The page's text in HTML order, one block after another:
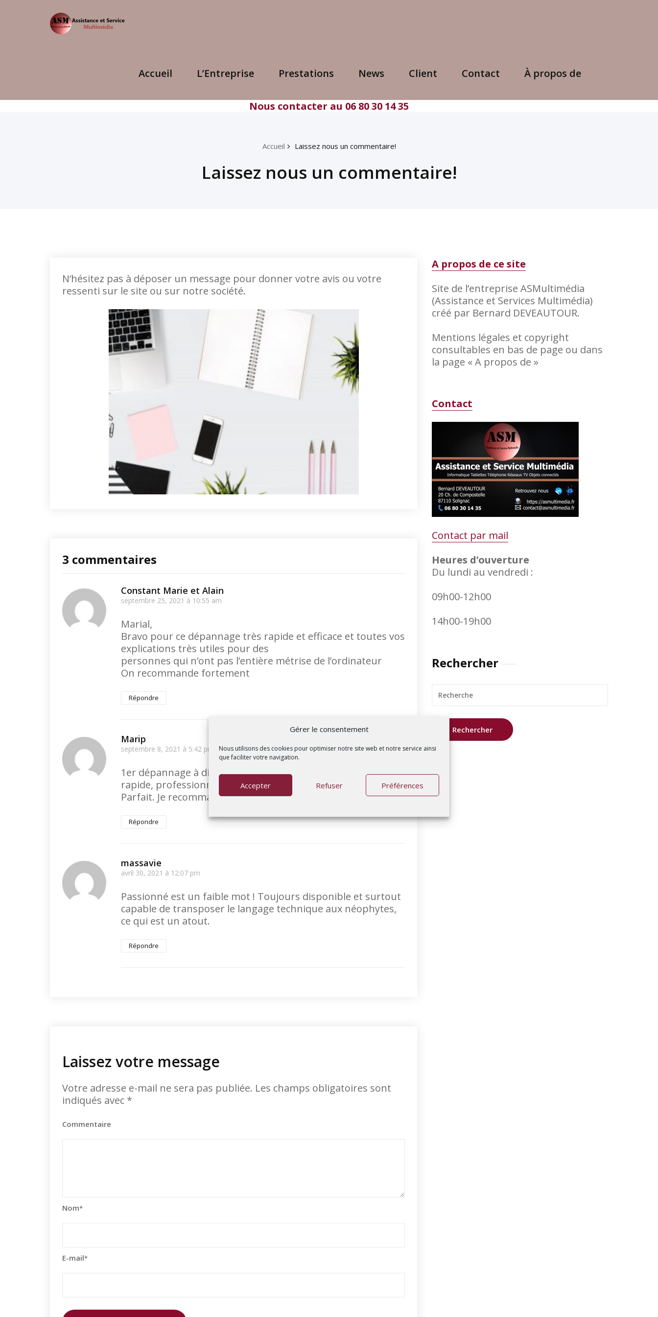
Gérer le consentement
Nous utilisons des cookies pour optimiser notre site web et notre service ainsi
que faciliter votre navigation.
Accepter Refuser Préférences
Accueil L’Entreprise Prestations News Client Contact À propos de
Nous contacter au 06 80 30 14 35
Accueil Laissez nous un commentaire!
Laissez nous un commentaire!
N’hésitez pas à déposer un message pour donner votre avis ou votre
ressenti sur le site ou sur notre société.
3 commentaires
Constant Marie et Alain
septembre 25, 2021 à 10:55 am
Marial,
Bravo pour ce dépannage très rapide et efficace et toutes vos
explications très utiles pour des
personnes qui n’ont pas l’entière métrise de l’ordinateur
On recommande fortement
Répondre
Marip
septembre 8, 2021 à 5:42 pm
1er dépannage à distance sur une application. Efficace,
rapide, professionnel.
Parfait. Je recommande vivement !
Répondre
massavie
avril 30, 2021 à 12:07 pm
Passionné est un faible mot ! Toujours disponible et surtout
capable de transposer le langage technique aux néophytes,
ce qui est un atout.
Répondre
Laissez votre message
Votre adresse e-mail ne sera pas publiée. Les champs obligatoires sont
indiqués avec *
Commentaire
Nom*
E-mail*
A propos de ce site
Site de l’entreprise ASMultimédia
(Assistance et Services Multimédia)
créé par Bernard DEVEAUTOUR.
Mentions légales et copyright
consultables en bas de page ou dans
la page « A propos de »
Contact
Contact par mail
Heures d’ouverture
Du lundi au vendredi :
09h00-12h00
14h00-19h00
Rechercher